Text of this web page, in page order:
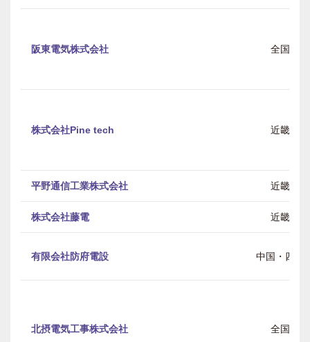
阪東電気株式会社 全国
株式会社Pine tech 近畿
平野通信工業株式会社 近畿
株式会社藤電 近畿
有限会社防府電設 中国・四国
北摂電気工事株式会社 全国